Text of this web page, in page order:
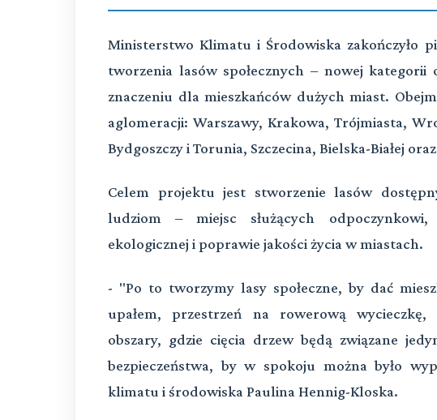
Ministerstwo Klimatu i Środowiska zakończyło
tworzenia lasów społecznych – nowej kategorii
znaczeniu dla mieszkańców dużych miast.
aglomeracji: Warszawy, Krakowa, Trójmiasta,
Bydgoszczy i Torunia, Szczecina, Bielska-Białej
Celem projektu jest stworzenie lasów
ludziom – miejsc służących
ekologicznej i poprawie jakości życia w miastach.
- "Po to tworzymy lasy społeczne, by dać
upałem, przestrzeń na rowerową wycieczkę,
obszary, gdzie cięcia drzew będą związane
bezpieczeństwa, by w spokoju można było
klimatu i środowiska Paulina Hennig-Kloska.